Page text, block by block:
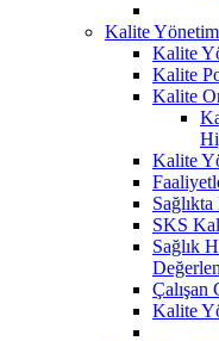
Kalite
Kalite
Kalite
Kalite
Kalite
SKS
Sağlık
Çalışan
Kalite